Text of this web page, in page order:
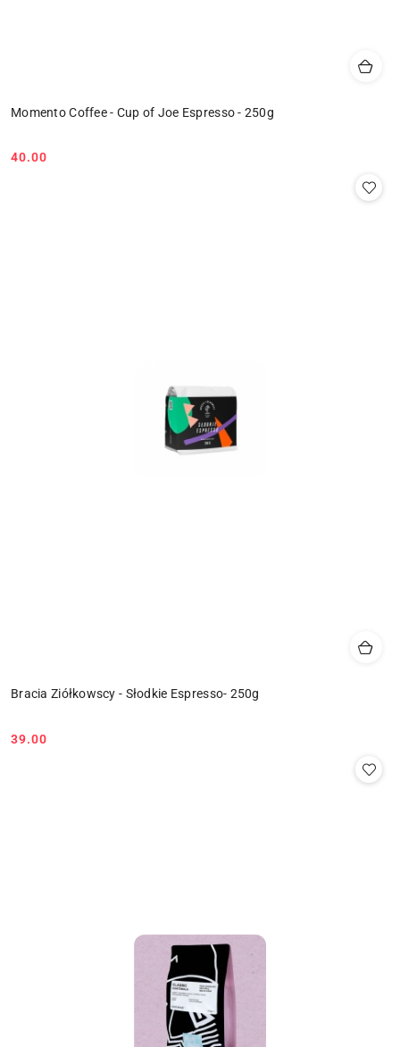
Momento Coffee - Cup of Joe Espresso - 250g
Cena:
40.00
Bracia Ziółkowscy - Słodkie Espresso- 250g
Cena:
39.00